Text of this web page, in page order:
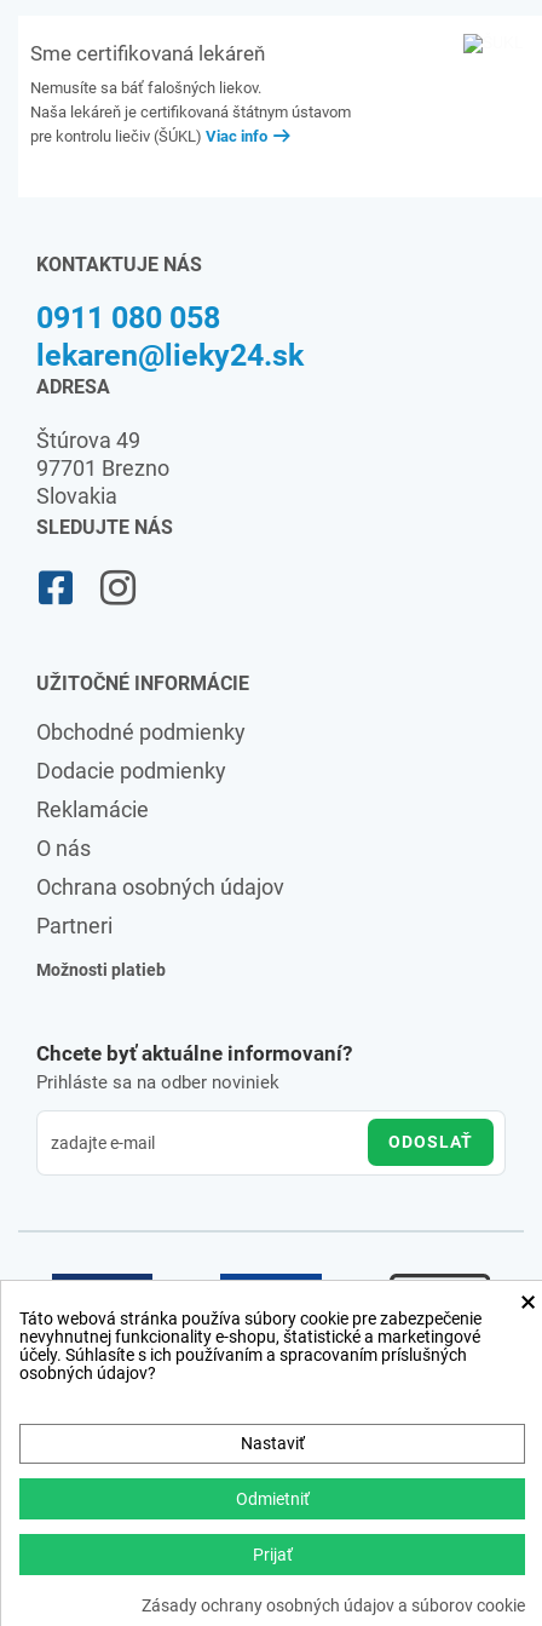
Sme certifikovaná lekáreň
Nemusíte sa báť falošných liekov.
Naša lekáreň je certifikovaná štátnym ústavom
pre kontrolu liečiv (ŠÚKL) Viac info
KONTAKTUJE NÁS
0911 080 058
lekaren@lieky24.sk
ADRESA
Štúrova 49
97701 Brezno
Slovakia
SLEDUJTE NÁS
UŽITOČNÉ INFORMÁCIE
Obchodné podmienky
Dodacie podmienky
Reklamácie
O nás
Ochrana osobných údajov
Partneri
Možnosti platieb
Chcete byť aktuálne informovaní?
Prihláste sa na odber noviniek
ODOSLAŤ
Copyright © 2012 − 2026
webdesign,ppc›netsuccess.sk
×
Táto webová stránka používa súbory cookie pre zabezpečenie
nevyhnutnej funkcionality e-shopu, štatistické a marketingové
účely. Súhlasíte s ich používaním a spracovaním príslušných
osobných údajov?
Nastaviť
Odmietniť
Prijať
Zásady ochrany osobných údajov a súborov cookie